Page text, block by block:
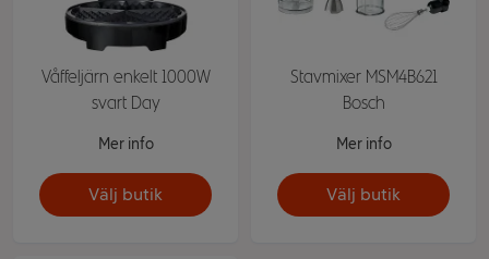
Våffeljärn enkelt 1000W
svart Day
Mer info
Välj butik
Stavmixer MSM4B621
Bosch
Mer info
Välj butik